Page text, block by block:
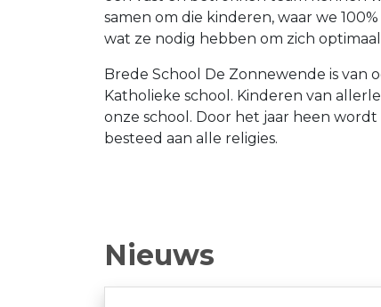
samen om die kinderen, waar we
wat ze nodig hebben om zich
Brede School De Zonnewende is van
Katholieke school. Kinderen van
onze school. Door het jaar heen
besteed aan alle religies.
Nieuws